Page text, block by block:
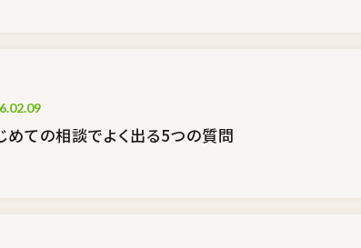
めての相談でよく出る5つの質問